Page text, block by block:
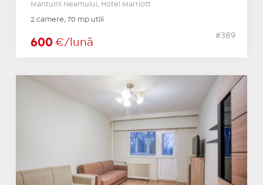
Mantuirii Neamului, Hotel Marriott
2 camere, 70 mp utili
600 €/lună
#389